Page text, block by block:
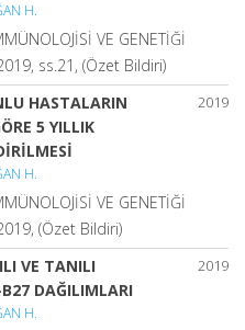
H.
VE GENETİĞİ
ss.21, (Özet Bildiri)
2019
HASTALARIN
5 YILLIK
H.
VE GENETİĞİ
(Özet Bildiri)
2019
VE TANILI
DAĞILIMLARI
H.